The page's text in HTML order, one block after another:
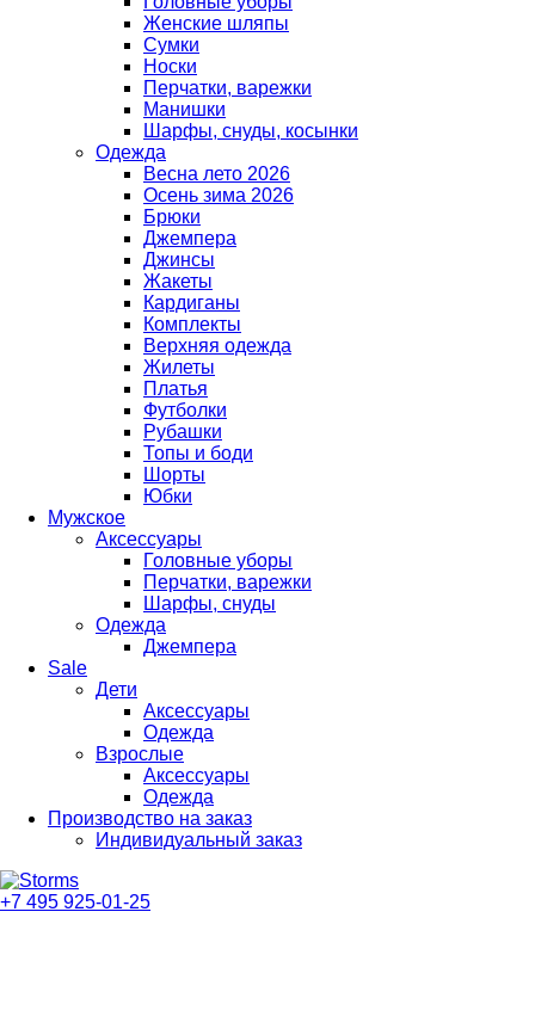
Женские шляпы
Сумки
Носки
Перчатки, варежки
Манишки
Шарфы, снуды, косынки
Одежда
Весна лето 2026
Осень зима 2026
Брюки
Джемпера
Джинсы
Жакеты
Кардиганы
Комплекты
Верхняя одежда
Жилеты
Платья
Футболки
Рубашки
Топы и боди
Шорты
Юбки
Мужское
Аксессуары
Головные уборы
Перчатки, варежки
Шарфы, снуды
Одежда
Джемпера
Sale
Дети
Аксессуары
Одежда
Взрослые
Аксессуары
Одежда
Производство на заказ
Индивидуальный заказ
+7 495 925-01-25